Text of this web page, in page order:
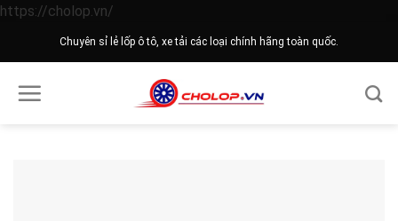
https://cholop.vn/
to
Chuyên sỉ lẻ lốp ô tô, xe tải các loại chính hãng toàn quốc.